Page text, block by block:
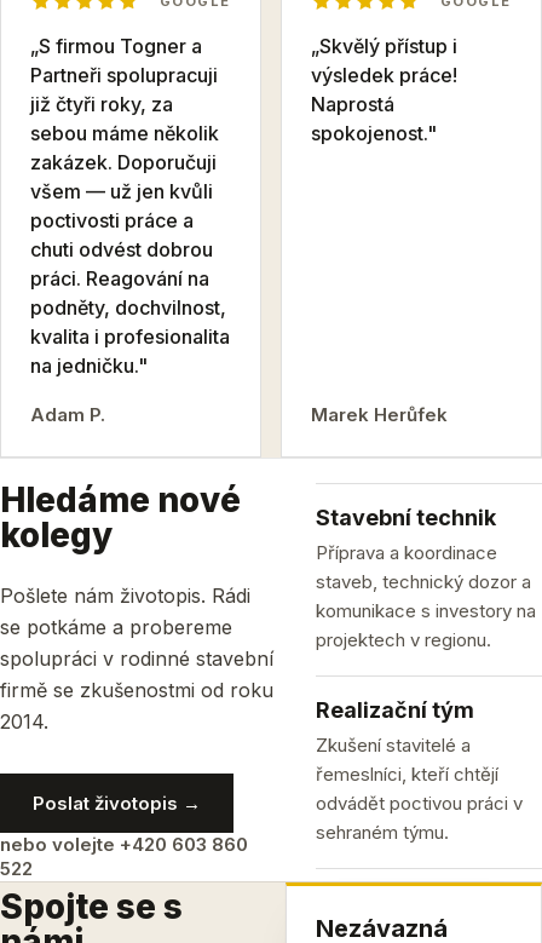
„S firmou Togner a
Partneři spolupracuji
již čtyři roky, za
sebou máme několik
zakázek. Doporučuji
všem — už jen kvůli
poctivosti práce a
chuti odvést dobrou
práci. Reagování na
podněty, dochvilnost,
kvalita i profesionalita
na jedničku."
Adam P.
„Skvělý přístup i
výsledek práce!
Naprostá
spokojenost."
Marek Herůfek
Hledáme nové
kolegy
Pošlete nám životopis. Rádi
se potkáme a probereme
spolupráci v rodinné stavební
firmě se zkušenostmi od roku
2014.
Poslat životopis →
nebo volejte +420 603 860
522
Stavební technik
Příprava a koordinace
staveb, technický dozor a
komunikace s investory na
projektech v regionu.
Realizační tým
Zkušení stavitelé a
řemeslníci, kteří chtějí
odvádět poctivou práci v
sehraném týmu.
Spojte se s
Nezávazná